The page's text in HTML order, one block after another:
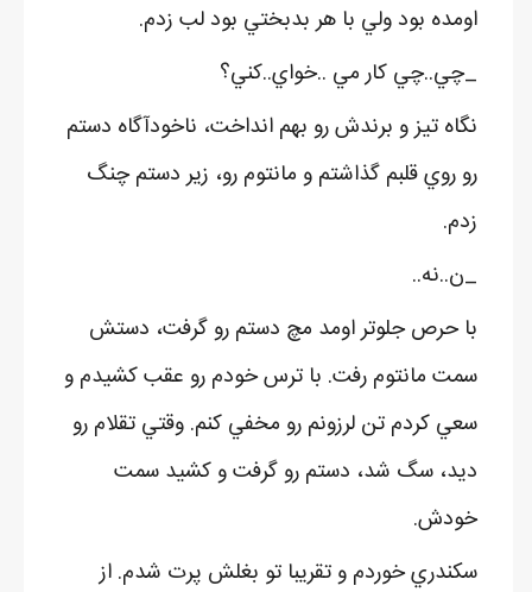
اومده بود ولي با هر بدبختي بود لب زدم.
_چي..چي کار مي ..خواي..کني؟
نگاه تيز و برندش رو بهم انداخت، ناخودآگاه دستم
رو روي قلبم گذاشتم و مانتوم رو، زير دستم چنگ
زدم.
_ن..نه..
با حرص جلوتر اومد مچ دستم رو گرفت، دستش
سمت مانتوم رفت. با ترس خودم رو عقب کشيدم و
سعي کردم تن لرزونم رو مخفي کنم. وقتي تقلام رو
ديد، سگ شد، دستم رو گرفت و کشيد سمت
خودش.
سکندري خوردم و تقريبا تو بغلش پرت شدم. از